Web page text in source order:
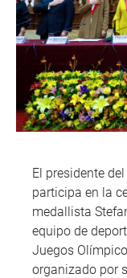
El presidente
participa en la
medallista
equipo de
Juegos
organizado por